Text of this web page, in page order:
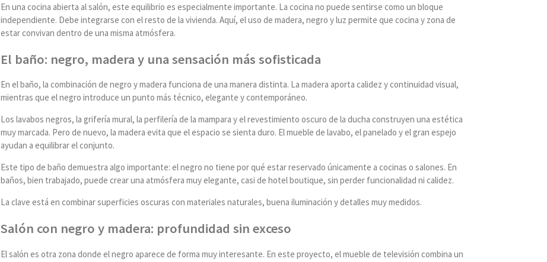
En una cocina abierta al salón, este equilibrio es especialmente importante. La cocina no puede sentirse como un bloque
independiente. Debe integrarse con el resto de la vivienda. Aquí, el uso de madera, negro y luz permite que cocina y zona de
estar convivan dentro de una misma atmósfera.
El baño: negro, madera y una sensación más sofisticada
En el baño, la combinación de negro y madera funciona de una manera distinta. La madera aporta calidez y continuidad visual,
mientras que el negro introduce un punto más técnico, elegante y contemporáneo.
Los lavabos negros, la grifería mural, la perfilería de la mampara y el revestimiento oscuro de la ducha construyen una estética
muy marcada. Pero de nuevo, la madera evita que el espacio se sienta duro. El mueble de lavabo, el panelado y el gran espejo
ayudan a equilibrar el conjunto.
Este tipo de baño demuestra algo importante: el negro no tiene por qué estar reservado únicamente a cocinas o salones. En
baños, bien trabajado, puede crear una atmósfera muy elegante, casi de hotel boutique, sin perder funcionalidad ni calidez.
La clave está en combinar superficies oscuras con materiales naturales, buena iluminación y detalles muy medidos.
Salón con negro y madera: profundidad sin exceso
El salón es otra zona donde el negro aparece de forma muy interesante. En este proyecto, el mueble de televisión combina un